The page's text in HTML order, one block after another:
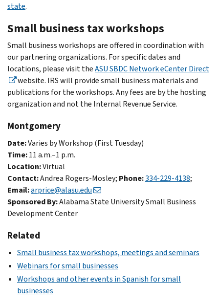
state.
Small business tax workshops
Small business workshops are offered in coordination with
our partnering organizations. For specific dates and
locations, please visit theASU SBDC Network eCenter Direct
website. IRS will provide small business materials and
publications for the workshops. Any fees are by the hosting
organization and not the Internal Revenue Service.
Montgomery
Date:Varies by Workshop (First Tuesday)
Time:11 a.m.–1 p.m.
Location:Virtual
Contact:Andrea Rogers-Mosley; Phone:334-229-4138;
Email:arprice@alasu.edu
Sponsored By:Alabama State University Small Business
Development Center
Related
Small business tax workshops, meetings and seminars
Webinars for small businesses
Workshops and other events in Spanish for small
businesses